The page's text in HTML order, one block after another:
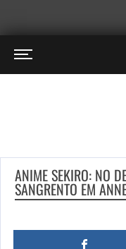
ANIME SEKIRO: NO
SANGRENTO EM